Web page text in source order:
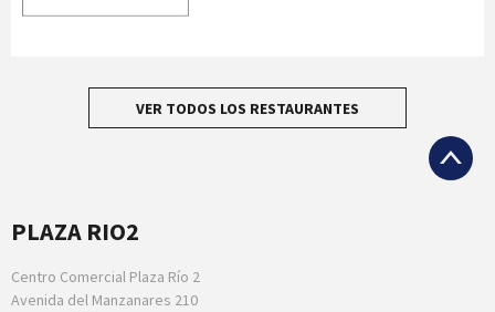
VER TODOS LOS RESTAURANTES
PLAZA RIO2
Centro Comercial Plaza Río 2
Avenida del Manzanares 210